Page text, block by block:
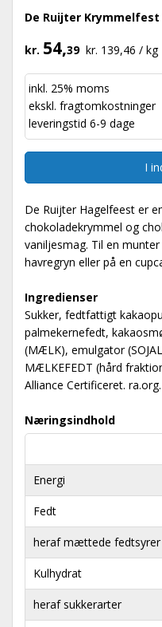
De Ruijter Krymmelfest
kr. 54,39kr. 139,46 / kg
inkl. 25% moms
ekskl. fragtomkostninger
leveringstid 6-9 dage
I
De Ruijter Hagelfeest er
chokoladekrymmel og
vaniljesmag. Til en
havregryn eller på en
Ingredienser
Sukker, fedtfattigt
palmekernefedt,
(MÆLK), emulgator
MÆLKEFEDT (hård
Alliance Certificeret. ra.org.
Næringsindhold
Energi
Fedt
heraf mættede fedtsyrer
Kulhydrat
heraf sukkerarter